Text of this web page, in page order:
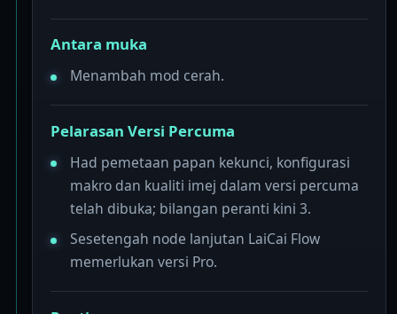
Antara muka
Menambah mod cerah.
Pelarasan Versi Percuma
Had pemetaan papan kekunci, konfigurasi
makro dan kualiti imej dalam versi percuma
telah dibuka; bilangan peranti kini 3.
Sesetengah node lanjutan LaiCai Flow
memerlukan versi Pro.